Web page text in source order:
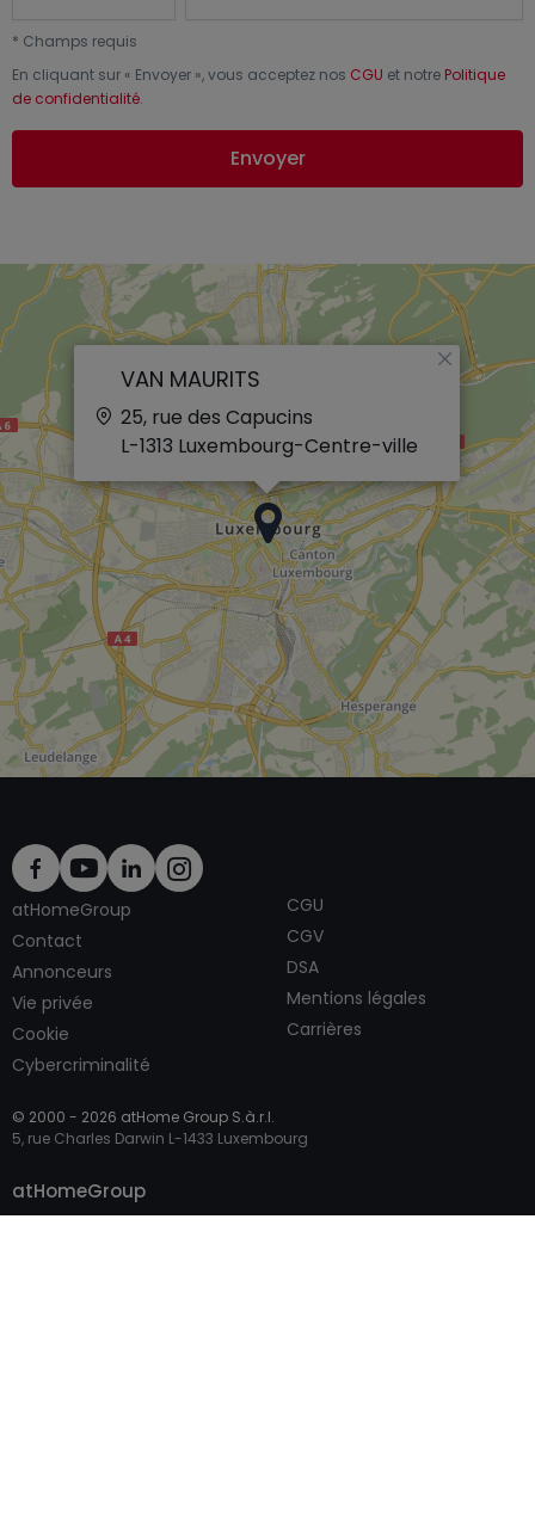
Appeler l'agent
* Champs requis
En cliquant sur « Envoyer », vous acceptez nos CGU et notre Politique
de confidentialité.
Envoyer
VAN MAURITS
25, rue des Capucins
L-1313 Luxembourg-Centre-ville
×
atHomeGroup
Contact
Annonceurs
Vie privée
Cookie
Cybercriminalité
CGU
CGV
DSA
Mentions légales
Carrières
© 2000 - 2026 atHome Group S.à.r.l.
5, rue Charles Darwin L-1433 Luxembourg
atHomeGroup